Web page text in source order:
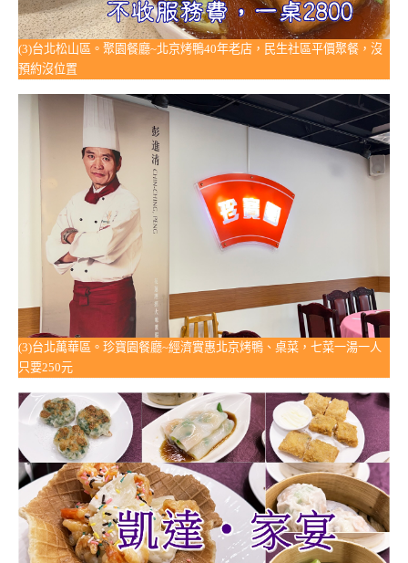
(3)台北松山區。聚園餐廳~北京烤鴨40年老店，民生社區平價聚餐，沒
預約沒位置
(3)台北萬華區。珍寶園餐廳~經濟實惠北京烤鴨、桌菜，七菜一湯一人
只要250元